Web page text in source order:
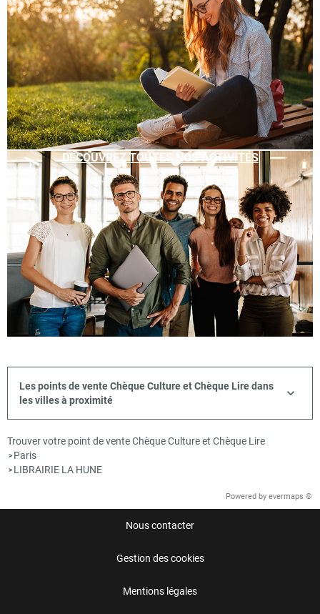
DÉCOUVREZ TOUTES NOS ACTIVITÉS
Les points de vente Chèque Culture et Chèque Lire dans
les villes à proximité
Trouver votre point de vente Chèque Culture et Chèque Lire
> Paris
> LIBRAIRIE LA HUNE
Powered by evermaps ©
Nous contacter
Gestion des cookies
Mentions légales